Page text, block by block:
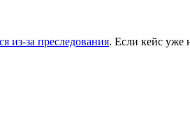
из-за преследования. Если кейс уже